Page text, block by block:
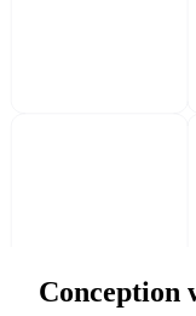
Conception